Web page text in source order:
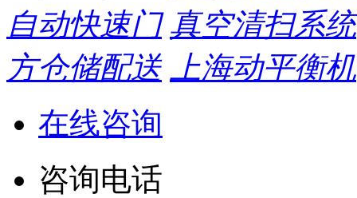
自动快速门 真空清扫系统
方仓储配送
上海动平衡机
在线咨询
咨询电话